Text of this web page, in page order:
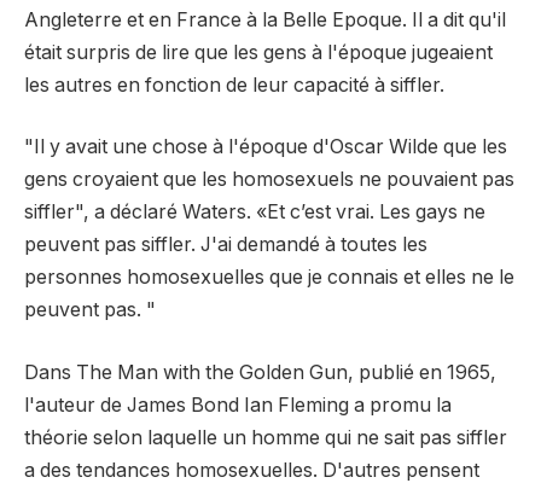
Angleterre et en France à la Belle Epoque. Il a dit qu'il
était surpris de lire que les gens à l'époque jugeaient
les autres en fonction de leur capacité à siffler.
"Il y avait une chose à l'époque d'Oscar Wilde que les
gens croyaient que les homosexuels ne pouvaient pas
siffler", a déclaré Waters. «Et c’est vrai. Les gays ne
peuvent pas siffler. J'ai demandé à toutes les
personnes homosexuelles que je connais et elles ne le
peuvent pas. "
Dans The Man with the Golden Gun, publié en 1965,
l'auteur de James Bond Ian Fleming a promu la
théorie selon laquelle un homme qui ne sait pas siffler
a des tendances homosexuelles. D'autres pensent